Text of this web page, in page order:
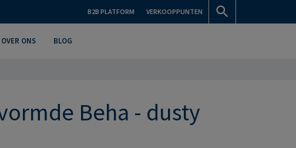
B2B PLATFORM VERKOOPPUNTEN
OVER ONS BLOG
Beha - dusty